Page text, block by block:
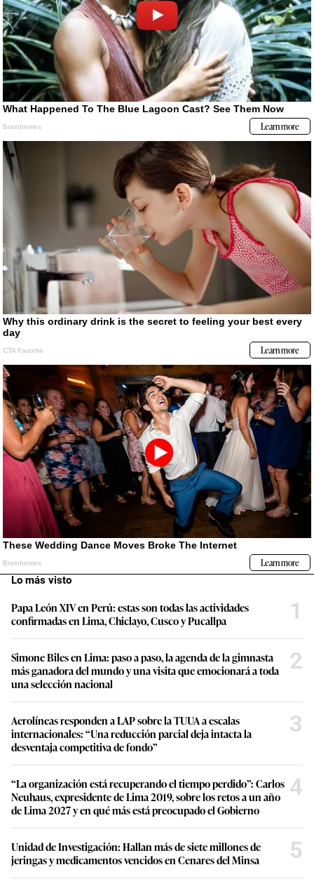
Lo más visto
Papa León XIV en Perú: estas son todas las actividades
confirmadas en Lima, Chiclayo, Cusco y Pucallpa
1
Simone Biles en Lima: paso a paso, la agenda de la gimnasta
más ganadora del mundo y una visita que emocionará a toda
una selección nacional
2
Aerolíneas responden a LAP sobre la TUUA a escalas
internacionales: “Una reducción parcial deja intacta la
desventaja competitiva de fondo”
3
“La organización está recuperando el tiempo perdido”: Carlos
Neuhaus, expresidente de Lima 2019, sobre los retos a un año
de Lima 2027 y en qué más está preocupado el Gobierno
4
Unidad de Investigación: Hallan más de siete millones de
jeringas y medicamentos vencidos en Cenares del Minsa
5